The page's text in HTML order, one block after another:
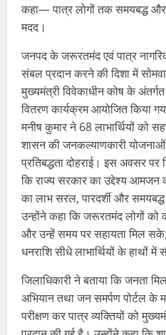
कहा— पात्र लोगों तक समयबद्ध और
मदद।
जनपद के जरूरतमंद एवं पात्र
संबल प्रदान करने की दिशा में
मुख्यमंत्री विवेकाधीन कोष के
वितरण कार्यक्रम आयोजित किया
मनीष कुमार ने 68 लाभार्थियों को
शासन की जनकल्याणकारी
प्रतिबद्धता दोहराई। इस अवसर पर
कि राज्य सरकार का उद्देश्य
का लाभ सरल, पारदर्शी और
उन्होंने कहा कि जरूरतमंद लोगों को
और उन्हें समय पर सहायता मिल
धनराशि सीधे लाभार्थियों के हाथों में
जिलाधिकारी ने बताया कि जनता
अभियान तथा जन समर्पण पोर्टल के
परीक्षण कर पात्र व्यक्तियों को